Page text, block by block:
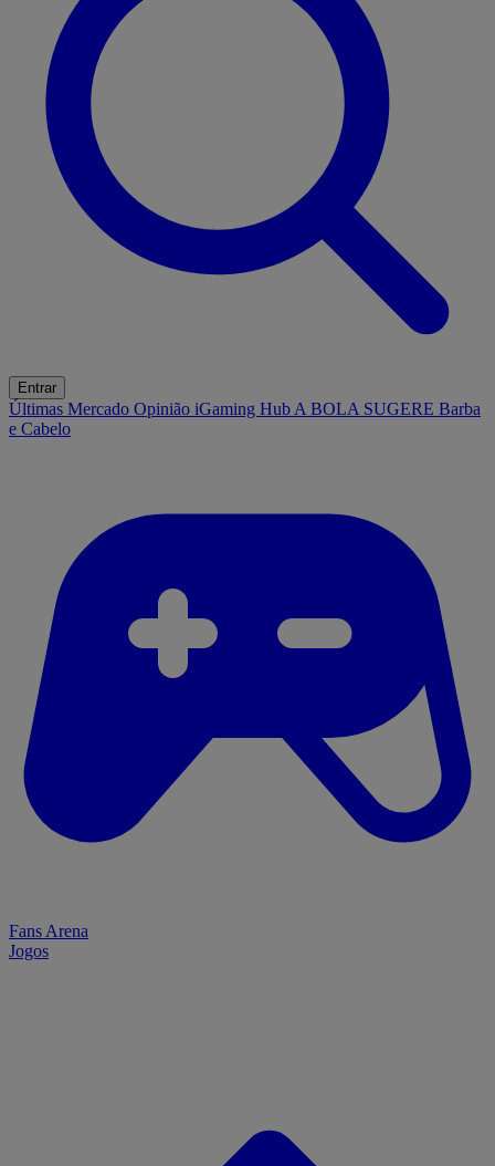
Entrar
Últimas Mercado Opinião iGaming Hub A BOLA SUGERE Barba
e Cabelo
Fans Arena
Jogos